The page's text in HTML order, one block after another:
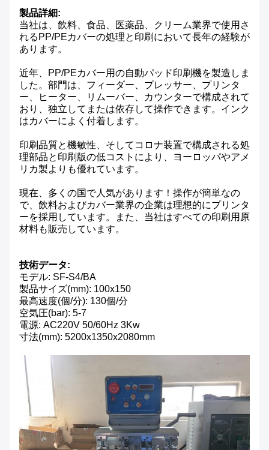
製品詳細:
当社は、飲料、食品、医薬品、クリーム業界で使用さ
れるPP/PEカバーの処理と印刷において長年の経験が
あります。
近年、PP/PEカバー用の自動パッド印刷機を製造しま
した。部門は、フィーダー、プレッサー、プリンタ
ー、ヒーター、リムーバー、カウンターで構成されて
おり、独立してまたは依存して操作できます。インク
はカバーによく付着します。
印刷品質と機敏性、そしてコロナ装置で構成される処
理部品と印刷版の低コストにより、ヨーロッパやアメ
リカ製よりも優れています。
現在、多くの国で人気があります！操作が簡単なの
で、飲料およびカバー業界の企業は理想的にプリンタ
ーを採用しています。また、当社はすべての印刷用原
材料も販売しています。
技術データ:
モデル: SF-S4/BA
製品サイズ(mm): 100x150
最高速度(個/分): 130個/分
空気圧(bar): 5-7
電源: AC220V 50/60Hz 3Kw
寸法(mm): 5200x1350x2080mm